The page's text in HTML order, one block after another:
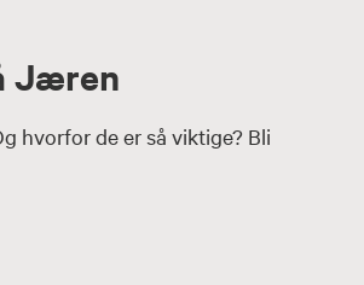
Jæren
hvorfor de er så viktige? Bli